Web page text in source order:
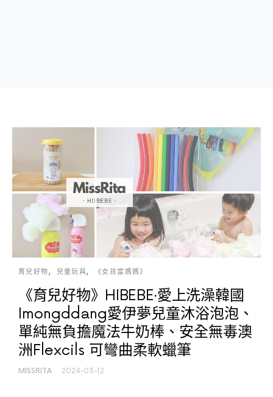
育兒好物 兒童玩具 《女孩當媽媽》
《育兒好物》HIBEBE‧愛上洗澡韓國
Imongddang愛伊夢兒童沐浴泡泡、
單純無負擔魔法牛奶棒、安全無毒澳
洲Flexcils 可彎曲柔軟蠟筆
MISSRITA 2024-03-12